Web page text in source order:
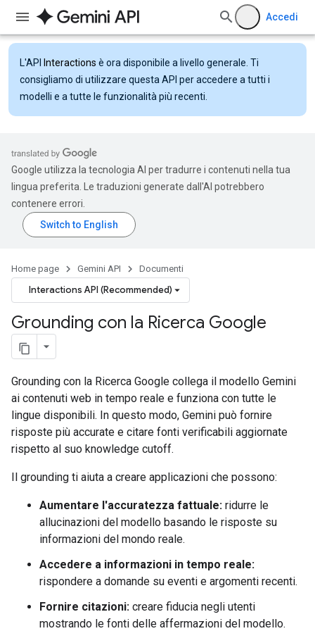
Accedi
L'API Interactions è ora disponibile a livello generale. Ti
consigliamo di utilizzare questa API per accedere a tutti i
modelli e a tutte le funzionalità più recenti.
Google utilizza la tecnologia AI per tradurre i contenuti nella tua
lingua preferita. Le traduzioni generate dall'AI potrebbero
contenere errori.
Home page Gemini API Documenti
Interactions API (Recommended)
Grounding con la Ricerca Google
Grounding con la Ricerca Google collega il modello Gemini
ai contenuti web in tempo reale e funziona con tutte le
lingue disponibili. In questo modo, Gemini può fornire
risposte più accurate e citare fonti verificabili aggiornate
rispetto al suo knowledge cutoff.
Il grounding ti aiuta a creare applicazioni che possono:
Aumentare l'accuratezza fattuale: ridurre le
allucinazioni del modello basando le risposte su
informazioni del mondo reale.
Accedere a informazioni in tempo reale:
rispondere a domande su eventi e argomenti recenti.
Fornire citazioni: creare fiducia negli utenti
mostrando le fonti delle affermazioni del modello.